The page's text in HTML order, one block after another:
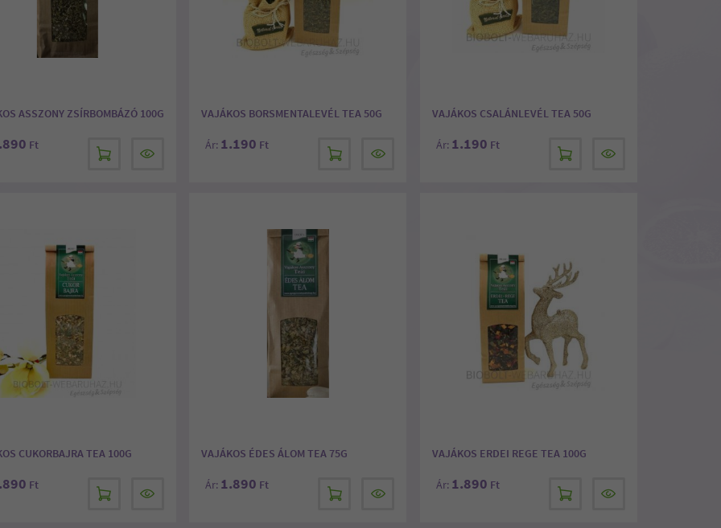
ASSZONY ZSÍRBOMBÁZÓ 100G
Ft
VAJÁKOS BORSMENTALEVÉL TEA 50G
Ár: 1.190 Ft
VAJÁKOS CSALÁNLEVÉL TEA 50G
Ár: 1.190 Ft
CUKORBAJRA TEA 100G
Ft
VAJÁKOS ÉDES ÁLOM TEA 75G
Ár: 1.890 Ft
VAJÁKOS ERDEI REGE TEA 100G
Ár: 1.890 Ft